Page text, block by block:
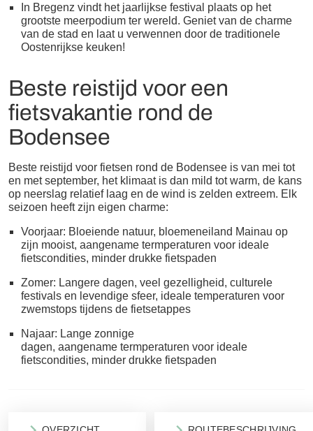
In Bregenz vindt het jaarlijkse festival plaats op het
grootste meerpodium ter wereld. Geniet van de charme
van de stad en laat u verwennen door de traditionele
Oostenrijkse keuken!
Beste reistijd voor een
fietsvakantie rond de
Bodensee
Beste reistijd voor fietsen rond de Bodensee is van mei tot
en met september, het klimaat is dan mild tot warm, de kans
op neerslag relatief laag en de wind is zelden extreem. Elk
seizoen heeft zijn eigen charme:
Voorjaar: Bloeiende natuur, bloemeneiland Mainau op
zijn mooist, aangename termperaturen voor ideale
fietscondities, minder drukke fietspaden
Zomer: Langere dagen, veel gezelligheid, culturele
festivals en levendige sfeer, ideale temperaturen voor
zwemstops tijdens de fietsetappes
Najaar: Lange zonnige
dagen, aangename termperaturen voor ideale
fietscondities, minder drukke fietspaden